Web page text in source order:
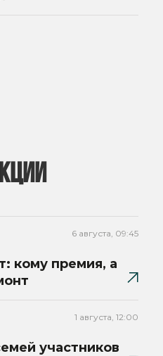
6 августа, 09:45
кому премия, а
1 августа, 12:00
участников